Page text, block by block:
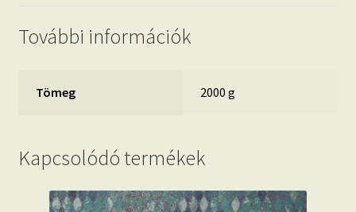
További információk
Tömeg 2000 g
Kapcsolódó termékek